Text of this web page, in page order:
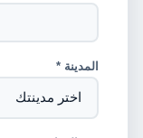
المدينة *